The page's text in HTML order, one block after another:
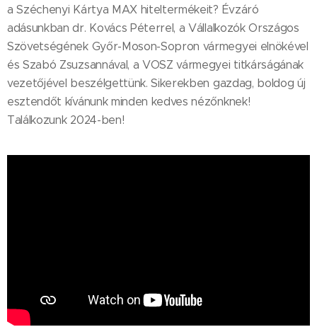
a Széchenyi Kártya MAX hiteltermékeit? Évzáró
adásunkban dr. Kovács Péterrel, a Vállalkozók Országos
Szövetségének Győr-Moson-Sopron vármegyei elnökével
és Szabó Zsuzsannával, a VOSZ vármegyei titkárságának
vezetőjével beszélgettünk. Sikerekben gazdag, boldog új
esztendőt kívánunk minden kedves nézőnknek!
Találkozunk 2024-ben!